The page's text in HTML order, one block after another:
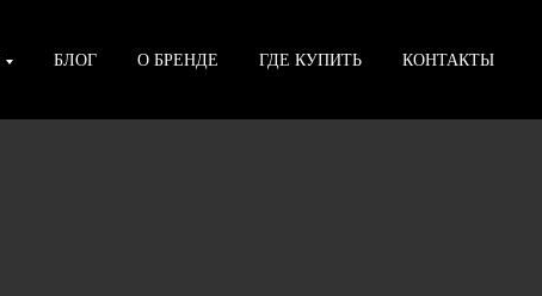
БЛОГ О БРЕНДЕ ГДЕ КУПИТЬ КОНТАКТЫ